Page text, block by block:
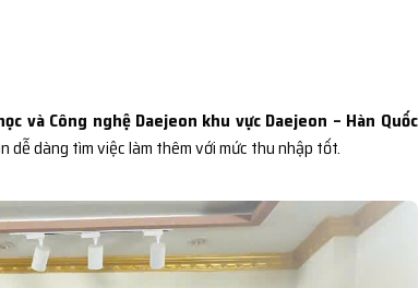
và Công nghệ Daejeon khu vực Daejeon – Hàn Quốc
dàng tìm việc làm thêm với mức thu nhập tốt.